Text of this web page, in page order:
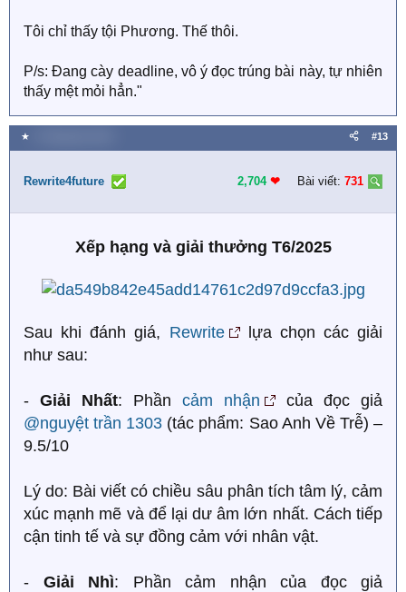
Tôi chỉ thấy tội Phương. Thế thôi.
P/s: Đang cày deadline, vô ý đọc trúng bài này, tự nhiên
thấy mệt mỏi hẳn."
★ #13
Rewrite4future 2,704 ❤︎ Bài viết: 731
Xếp hạng và giải thưởng T6/2025
Sau khi đánh giá, Rewrite
lựa chọn các giải
như sau:
- Giải Nhất: Phần cảm nhận
của đọc giả
@nguyệt trần 1303 (tác phẩm: Sao Anh Về Trễ) –
9.5/10
Lý do: Bài viết có chiều sâu phân tích tâm lý, cảm
xúc mạnh mẽ và để lại dư âm lớn nhất. Cách tiếp
cận tinh tế và sự đồng cảm với nhân vật.
- Giải Nhì: Phần cảm nhận của đọc giả